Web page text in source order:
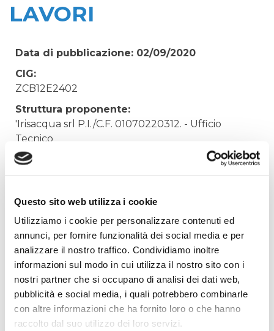
Questo sito web utilizza i cookie
Utilizziamo i cookie per personalizzare contenuti ed
annunci, per fornire funzionalità dei social media e per
analizzare il nostro traffico. Condividiamo inoltre
informazioni sul modo in cui utilizza il nostro sito con i
nostri partner che si occupano di analisi dei dati web,
pubblicità e social media, i quali potrebbero combinarle
con altre informazioni che ha fornito loro o che hanno
raccolto dal suo utilizzo dei loro servizi.
LAVORI
Data di pubblicazione: 02/09/2020
CIG:
ZCB12E2402
Struttura proponente:
'Irisacqua srl P.I./C.F. 01070220312. - Ufficio
Tecnico
Oggetto:
SPESE DI GESTIONE CORSO CONTABILITA'
Elenco operatori invitati:
Codice Fiscale:
Procedura di scelta:
Affidamento ai sensi del Regolamento Generale
Aziendale per Lavori Servizi e Forniture (art.238,
comma 7 d.lgs. 163/2006)
Aggiudicatario Nome: